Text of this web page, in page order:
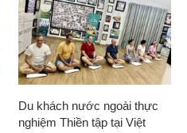
Du khách nước ngoài thực
nghiệm Thiền tập tại Việt